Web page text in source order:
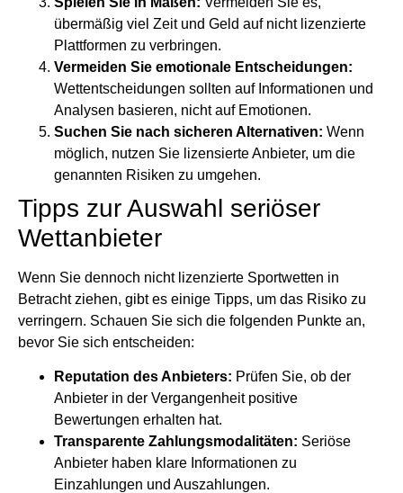
übermäßig viel Zeit und Geld auf nicht lizenzierte
Plattformen zu verbringen.
Vermeiden Sie emotionale Entscheidungen:
Wettentscheidungen sollten auf Informationen und
Analysen basieren, nicht auf Emotionen.
Suchen Sie nach sicheren Alternativen: Wenn
möglich, nutzen Sie lizensierte Anbieter, um die
genannten Risiken zu umgehen.
Tipps zur Auswahl seriöser
Wettanbieter
Wenn Sie dennoch nicht lizenzierte Sportwetten in
Betracht ziehen, gibt es einige Tipps, um das Risiko zu
verringern. Schauen Sie sich die folgenden Punkte an,
bevor Sie sich entscheiden:
Reputation des Anbieters: Prüfen Sie, ob der
Anbieter in der Vergangenheit positive
Bewertungen erhalten hat.
Transparente Zahlungsmodalitäten: Seriöse
Anbieter haben klare Informationen zu
Einzahlungen und Auszahlungen.